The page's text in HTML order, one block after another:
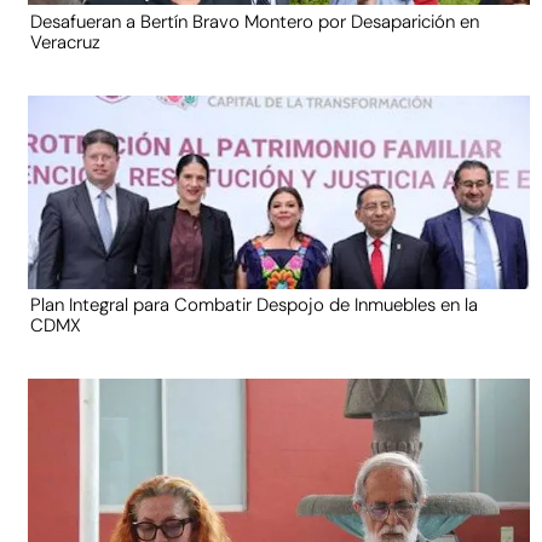
Desafueran a Bertín Bravo Montero por Desaparición en
Veracruz
Plan Integral para Combatir Despojo de Inmuebles en la
CDMX